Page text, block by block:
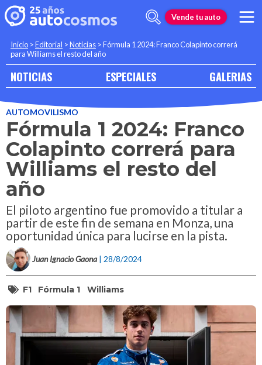
Vende tu auto
Inicio >Editorial >Noticias >Fórmula 1 2024: Franco Colapinto correrá
para Williams el resto del año
NOTICIAS ESPECIALES GALERIAS
AUTOMOVILISMO
Fórmula 1 2024: Franco
Colapinto correrá para
Williams el resto del
año
El piloto argentino fue promovido a titular a
partir de este fin de semana en Monza, una
oportunidad única para lucirse en la pista.
Juan Ignacio Gaona | 28/8/2024
F1 Fórmula 1 Williams